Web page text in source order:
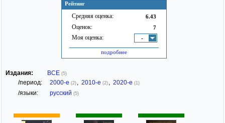
Рейтинг
Средняя оценка: 6.43
Оценок: 7
Моя оценка: -
подробнее
Издания: ВСЕ (5)
/период: 2000-е (2) 2010-е (2) 2020-е (1)
/языки: русский (5)